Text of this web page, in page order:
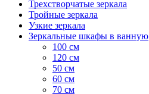
Трехстворчатые зеркала
Тройные зеркала
Узкие зеркала
Зеркальные шкафы в ванную
100 см
120 см
50 см
60 см
70 см